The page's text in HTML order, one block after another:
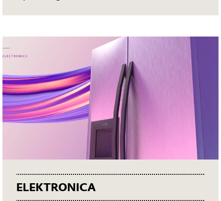
ELEKTRONICA